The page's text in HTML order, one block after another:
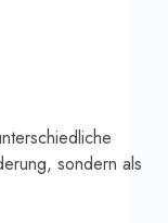
sondern als